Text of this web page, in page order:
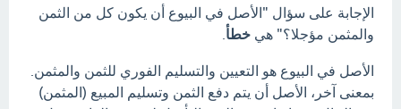
الإجابة على سؤال "الأصل في البيوع أن يكون كل من الثمن
والمثمن مؤجلا؟" هي خطأ
الأصل في البيوع هو التعيين والتسليم الفوري للثمن والمثمن.
بمعنى آخر، الأصل أن يتم دفع الثمن وتسليم المبيع (المثمن)